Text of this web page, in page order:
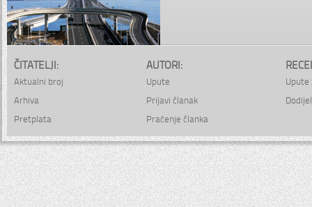
ČITATELJI:
Aktualni broj
Arhiva
Pretplata
AUTORI:
Upute
Prijavi članak
Praćenje članka
Upute